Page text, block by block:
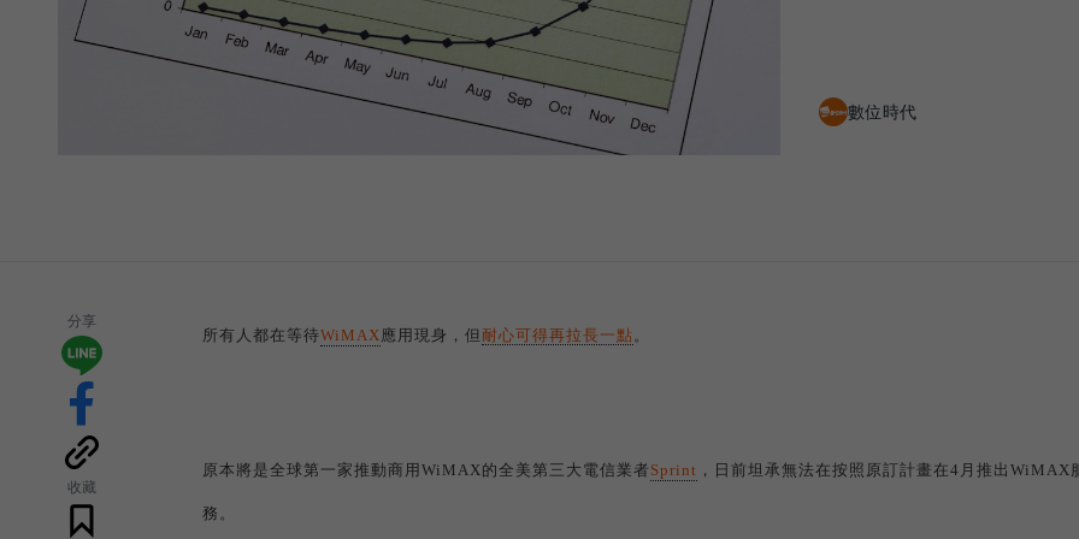
數位時代
分享
收藏
所有人都在等待WiMAX 應用現身，但 耐心可得再拉長一點 。
原本將是全球第一家推動商用WiMAX 的全美第三大電信業者 Sprint ，日前坦承無法在按照原訂計畫在4 月推出 WiMAX
務。